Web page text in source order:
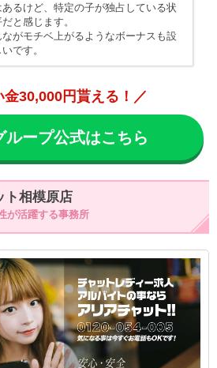
るけど、特定の子が独占している状
と感じます。
ながモチベ上がるようなボーナスも設
です。
金30,000円貰える！／
ループ公式はこちら
ト相模原店
が活躍する事務所